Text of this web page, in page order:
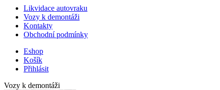
Likvidace autovraku
Vozy k demontáži
Kontakty
Obchodní podmínky
Eshop
Košík
Přihlásit
Vozy k demontáži